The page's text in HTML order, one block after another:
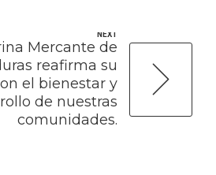
NEXT
Mercante de
reafirma su
el bienestar y
de nuestras
comunidades.